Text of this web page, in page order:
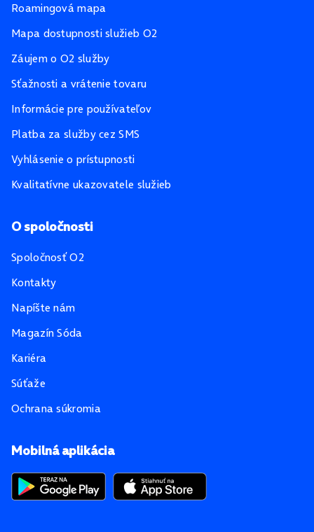
Mobilná aplikácia
Roamingová mapa
Mapa dostupnosti služieb O2
Záujem o O2 služby
Sťažnosti a vrátenie tovaru
Informácie pre používateľov
Platba za služby cez SMS
Vyhlásenie o prístupnosti
Kvalitatívne ukazovatele služieb
O spoločnosti
Spoločnosť O2
Kontakty
Napíšte nám
Magazín Sóda
Kariéra
Súťaže
Ochrana súkromia